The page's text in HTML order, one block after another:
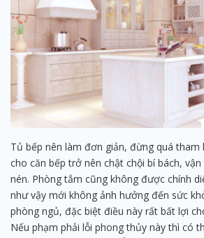
Tủ bếp nên làm đơn giản, đừng quá tham
cho căn bếp trở nên chật chội bí bách,
nén. Phòng tắm cũng không được chính
như vậy mới không ảnh hưởng đến sức
phòng ngủ, đặc biệt điều này rất bất lợi
Nếu phạm phải lỗi phong thủy này thì có